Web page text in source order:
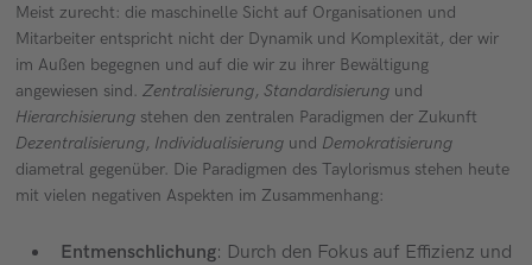
Meist zurecht: die maschinelle Sicht auf Organisationen und
Mitarbeiter entspricht nicht der Dynamik und Komplexität, der wir
im Außen begegnen und auf die wir zu ihrer Bewältigung
angewiesen sind.Zentralisierung,Standardisierung und
Hierarchisierung stehen den zentralen Paradigmen der Zukunft
Dezentralisierung, Individualisierung und Demokratisierung
diametral gegenüber. Die Paradigmen des Taylorismus stehen heute
mit vielen negativen Aspekten im Zusammenhang:
Entmenschlichung: Durch den Fokus auf Effizienz und